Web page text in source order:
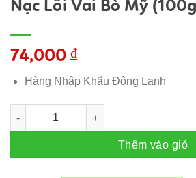
Nạc Lõi Vai Bò Mỹ
74,000 ₫
Hàng Nhập Khẩu Đông Lạnh
Nạc Lõi Vai Bò Mỹ (100gr) số lượng
Thêm vào giỏ